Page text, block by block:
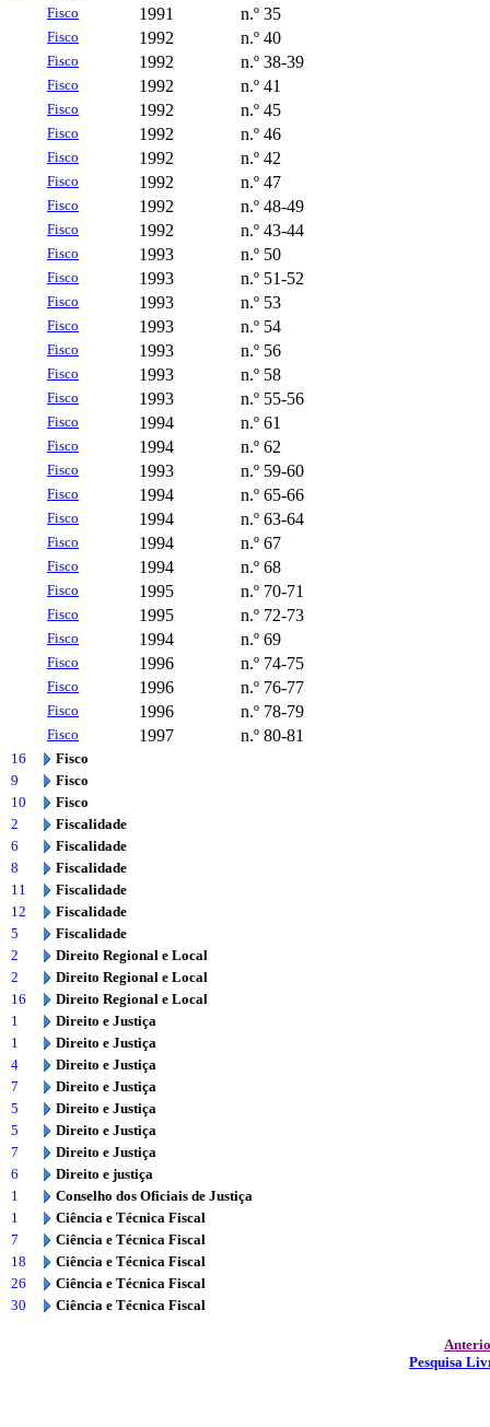
Fisco
1991 n.º 35
Fisco 1992 n.º 40
Fisco 1992 n.º 38-39
Fisco 1992 n.º 41
Fisco 1992 n.º 45
Fisco 1992 n.º 46
Fisco 1992 n.º 42
Fisco 1992 n.º 47
Fisco 1992 n.º 48-49
Fisco 1992 n.º 43-44
Fisco 1993 n.º 50
Fisco 1993 n.º 51-52
Fisco 1993 n.º 53
Fisco 1993 n.º 54
Fisco 1993 n.º 56
Fisco 1993 n.º 58
Fisco 1993 n.º 55-56
Fisco 1994 n.º 61
Fisco 1994 n.º 62
Fisco 1993 n.º 59-60
Fisco 1994 n.º 65-66
Fisco 1994 n.º 63-64
Fisco 1994 n.º 67
Fisco 1994 n.º 68
Fisco 1995 n.º 70-71
Fisco 1995 n.º 72-73
Fisco 1994 n.º 69
Fisco 1996 n.º 74-75
Fisco 1996 n.º 76-77
Fisco 1996 n.º 78-79
Fisco 1997 n.º 80-81
16
Fisco
9
Fisco
10
Fisco
2
Fiscalidade
6
Fiscalidade
8
Fiscalidade
11
Fiscalidade
12
Fiscalidade
5
Fiscalidade
2
Direito Regional e Local
2
Direito Regional e Local
16
Direito Regional e Local
1
Direito e Justiça
1
Direito e Justiça
4
Direito e Justiça
7
Direito e Justiça
5
Direito e Justiça
5
Direito e Justiça
7
Direito e Justiça
6
Direito e justiça
1
Conselho dos Oficiais de Justiça
1
Ciência e Técnica Fiscal
7
Ciência e Técnica Fiscal
18
Ciência e Técnica Fiscal
26
Ciência e Técnica Fiscal
30
Ciência e Técnica Fiscal
Pesquisa